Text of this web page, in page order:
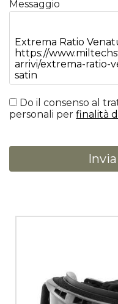
Messaggio
Do il consenso al
personali perfinalità